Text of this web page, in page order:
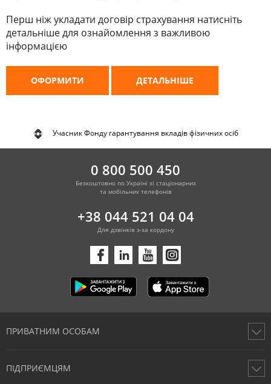
Перш ніж укладати договір страхування натисніть
детальніше для ознайомлення з важливою
інформацією
ОФОРМИТИ ДЕТАЛЬНІШЕ
Учасник Фонду гарантування вкладів фізичних осіб
0 800 500 450
Безкоштовно по Україні зі стаціонарних
та мобільних телефонів
+38 044 521 04 04
Для дзвінків з-за кордону
ПРИВАТНИМ ОСОБАМ
Рахунки
ПІДПРИЄМЦЯМ